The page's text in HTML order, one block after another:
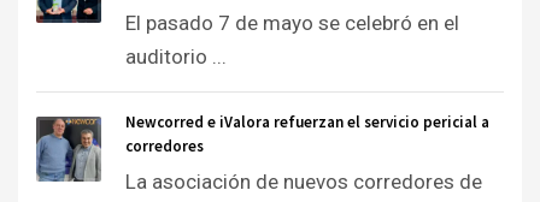
El pasado 7 de mayo se celebró en el
auditorio ...
Newcorred e iValora refuerzan el servicio pericial a
corredores
La asociación de nuevos corredores de